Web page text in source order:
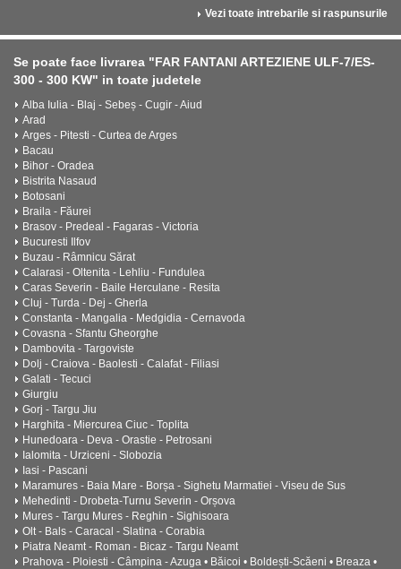
Vezi toate intrebarile si raspunsurile
Se poate face livrarea "FAR FANTANI ARTEZIENE ULF-7/ES-
300 - 300 KW" in toate judetele
Alba Iulia - Blaj - Sebeș - Cugir - Aiud
Arad
Arges - Pitesti - Curtea de Arges
Bacau
Bihor - Oradea
Bistrita Nasaud
Botosani
Braila - Făurei
Brasov - Predeal - Fagaras - Victoria
Bucuresti Ilfov
Buzau - Râmnicu Sărat
Calarasi - Oltenita - Lehliu - Fundulea
Caras Severin - Baile Herculane - Resita
Cluj - Turda - Dej - Gherla
Constanta - Mangalia - Medgidia - Cernavoda
Covasna - Sfantu Gheorghe
Dambovita - Targoviste
Dolj - Craiova - Baolesti - Calafat - Filiasi
Galati - Tecuci
Giurgiu
Gorj - Targu Jiu
Harghita - Miercurea Ciuc - Toplita
Hunedoara - Deva - Orastie - Petrosani
Ialomita - Urziceni - Slobozia
Iasi - Pascani
Maramures - Baia Mare - Borșa - Sighetu Marmatiei - Viseu de Sus
Mehedinti - Drobeta-Turnu Severin - Orșova
Mures - Targu Mures - Reghin - Sighisoara
Olt - Bals - Caracal - Slatina - Corabia
Piatra Neamt - Roman - Bicaz - Targu Neamt
Prahova - Ploiesti - Câmpina - Azuga • Băicoi • Boldești-Scăeni • Breaza •